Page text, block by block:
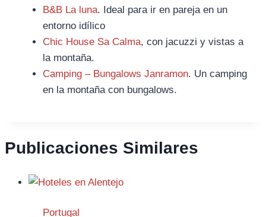
B&B La luna. Ideal para ir en pareja en un
entorno idílico
Chic House Sa Calma, con jacuzzi y vistas a
la montaña.
Camping – Bungalows Janramon. Un camping
en la montaña con bungalows.
Publicaciones Similares
Portugal